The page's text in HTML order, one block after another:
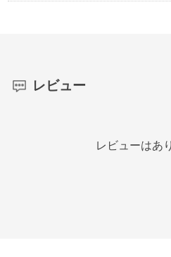
レビュー
レビューはあ